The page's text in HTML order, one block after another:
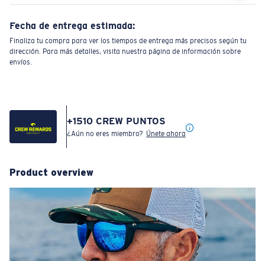
Fecha de entrega estimada:
Finaliza tu compra para ver los tiempos de entrega más precisos según tu
dirección. Para más detalles, visita nuestra página de información sobre
envíos.
+1510 CREW PUNTOS
¿Aún no eres miembro? Únete ahora
Product overview